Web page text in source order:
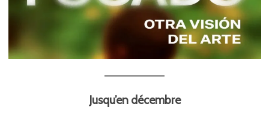
Jusqu’en décembre